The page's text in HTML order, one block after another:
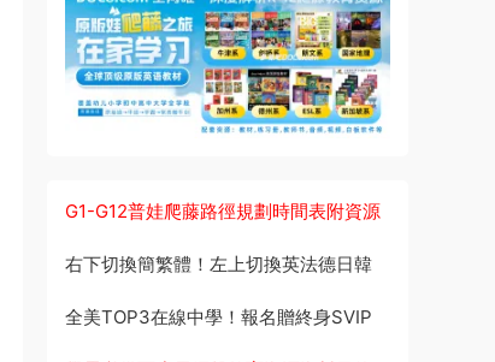
G1-G12普娃爬藤路徑規劃時間表附資源
右下切換簡繁體！左上切換英法德日韓
全美TOP3在線中學！報名贈終身SVIP